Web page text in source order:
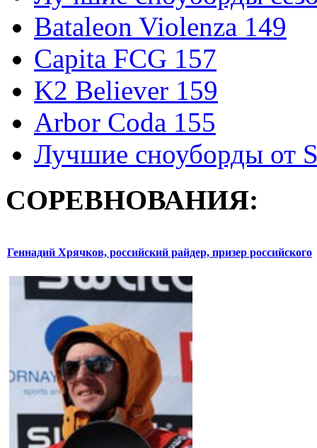
Bataleon Violenza 149
Capita FCG 157
K2 Believer 159
Arbor Coda 155
Лучшие сноуборды от
СОРЕВНОВАНИЯ:
Геннадий Хрячков, российский райдер, призер российского